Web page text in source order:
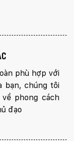
phù hợp với
bạn, chúng tôi
phong cách
đạo